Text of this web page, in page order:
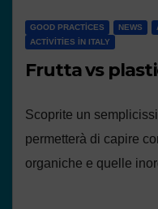
GOOD PRACTICES NEWS
ACTIVITIES IN ITALY
Frutta vs
Scoprite un
permetterà di capire
organiche e quelle